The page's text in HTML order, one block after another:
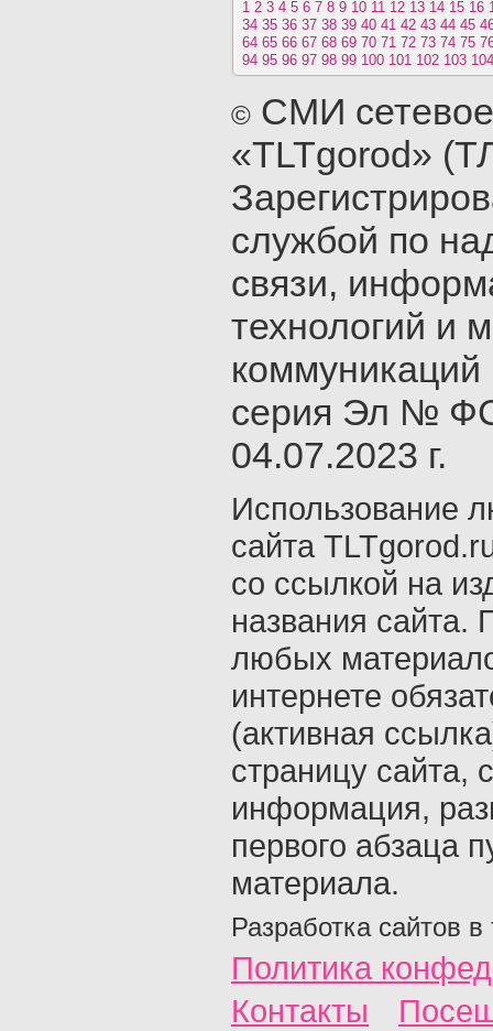
1 2 3 4 5 6 7 8 9 10 11 12 13 14 15 16
34 35 36 37 38 39 40 41 42 43 44 45
64 65 66 67 68 69 70 71 72 73 74 75
94 95 96 97 98 99 100 101 102 103 104
© СМИ
«TLTgorod»
службой по
связи,
технологий и
серия Эл №
04.07.2023 г.
Использование
сайта
со ссылкой на
названия сайта.
любых
интернете
(активная
страницу сайта,
информация,
первого абзаца
материала.
Разработка сайтов в
Политика
Контакты